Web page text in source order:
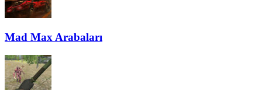
Mad Max Arabaları